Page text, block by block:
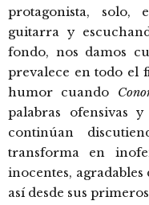
protagonista, solo,
guitarra y
fondo, nos damos
prevalece en todo el
humor cuando
palabras ofensivas
continúan
transforma en
inocentes, agradables
así desde sus